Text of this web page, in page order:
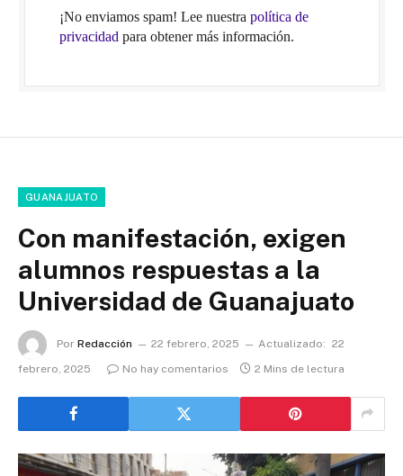
¡No enviamos spam! Lee nuestra política de
privacidad para obtener más información.
GUANAJUATO
Con manifestación, exigen
alumnos respuestas a la
Universidad de Guanajuato
Por Redacción 22 febrero, 2025 Actualizado: 22
febrero, 2025
No hay comentarios 2 Mins de lectura